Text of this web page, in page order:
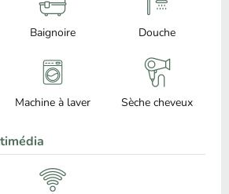
Baignoire Douche
Machine à laver Sèche cheveux